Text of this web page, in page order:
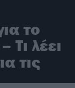
το
Τι λέει
τις